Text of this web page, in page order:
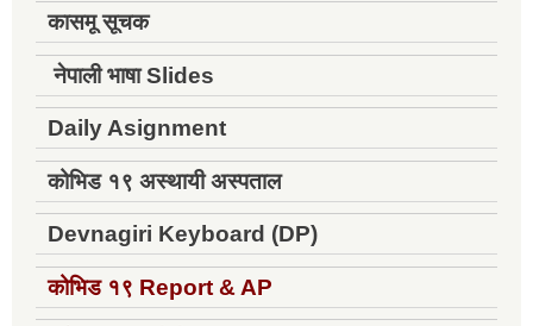
कासमू सूचक
नेपाली भाषा Slides
Daily Asignment
कोभिड १९ अस्थायी अस्पताल
Devnagiri Keyboard (DP)
कोभिड १९ Report & AP